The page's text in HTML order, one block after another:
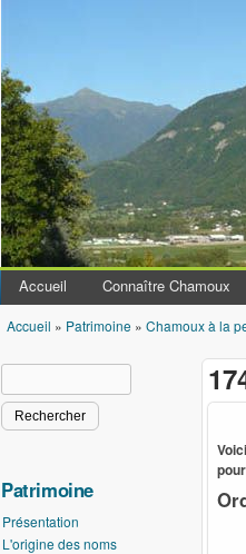
Accueil Connaître Chamoux
Vous êtes ici
Accueil » Patrimoine » Chamoux à la
Formulaire de
Patrimoine
Présentation
L'origine des noms